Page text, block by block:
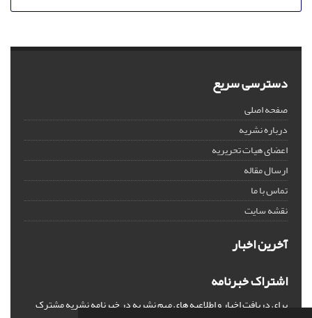
دسترسی سریع
صفحه اصلی
درباره نشریه
اعضای هیات تحریریه
ارسال مقاله
تماس با ما
نقشه سایت
آخرین اخبار
اشتراک خبرنامه
برای دریافت اخبار و اطلاعیه های مهم نشریه در خبرنامه نشریه مشترک